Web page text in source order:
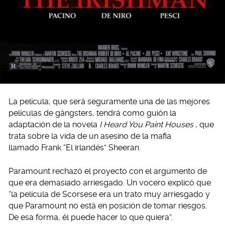
La película, que será seguramente una de las mejores
películas de gángsters, tendrá como guión la
adaptación de la novela I Heard You Paint Houses , que
trata sobre la vida de un asesino de la mafia
llamado Frank “El irlandés” Sheeran.
Paramount rechazó el proyecto con el argumento de
que era demasiado arriesgado. Un vocero explicó que
“la película de Scorsese era un trato muy arriesgado y
que Paramount no está en posición de tomar riesgos.
De esa forma, él puede hacer lo que quiera”.